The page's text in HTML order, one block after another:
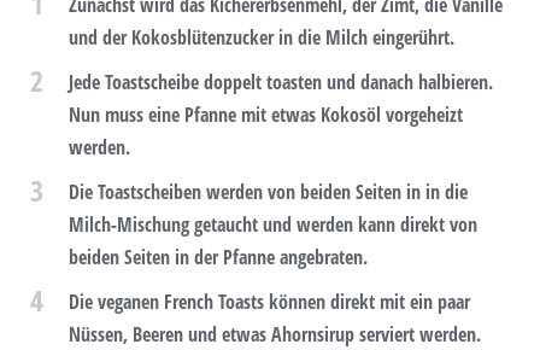
Zunächst wird das Kichererbsenmehl, der Zimt, die Vanille
und der Kokosblütenzucker in die Milch eingerührt.
2
Jede Toastscheibe doppelt toasten und danach halbieren.
Nun muss eine Pfanne mit etwas Kokosöl vorgeheizt
werden.
3
Die Toastscheiben werden von beiden Seiten in in die
Milch-Mischung getaucht und werden kann direkt von
beiden Seiten in der Pfanne angebraten.
4
Die veganen French Toasts können direkt mit ein paar
Nüssen, Beeren und etwas Ahornsirup serviert werden.